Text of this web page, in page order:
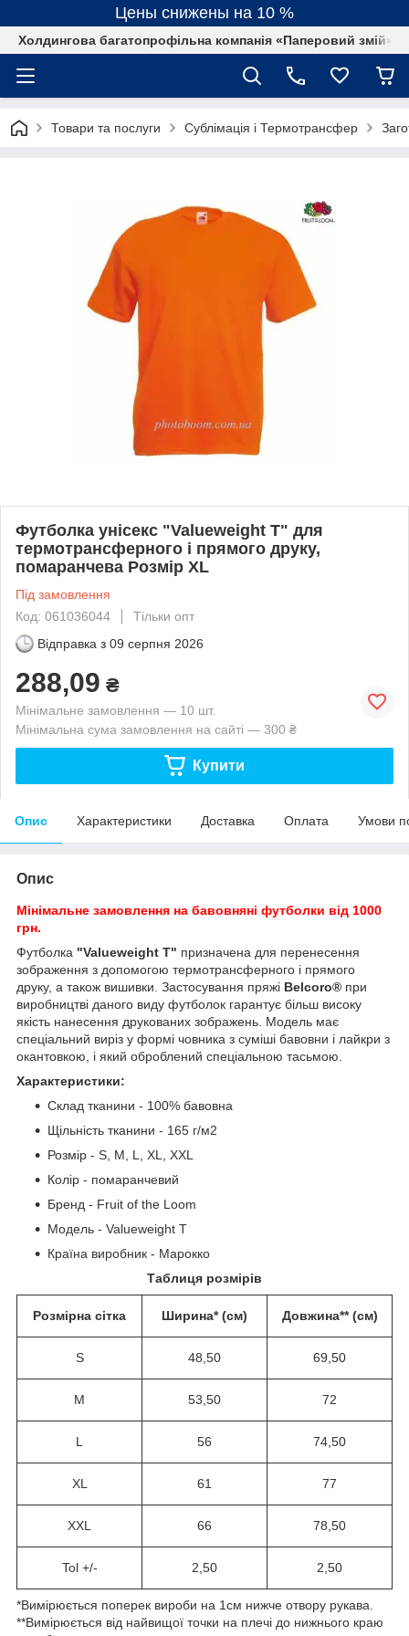
Цены снижены на 10 %
Холдингова багатопрофільна компанія «Паперовий змій»
Товари та послуги Сублімація і Термотрансфер
Футболка унісекс "Valueweight T" для
термотрансферного і прямого друку,
помаранчева Розмір XL
Під замовлення
Код: 061036044
Тільки опт
Відправка з 09 серпня 2026
288,09 ₴
Мінімальне замовлення — 10 шт.
Мінімальна сума замовлення на сайті — 300 ₴
Купити
Опис Характеристики Доставка Оплата Умови
Опис
Мінімальне замовлення на бавовняні футболки від 1000
грн.
Футболка "Valueweight T" призначена для перенесення
зображення з допомогою термотрансферного і прямого
друку, а також вишивки. Застосування пряжі Belcoro® при
виробництві даного виду футболок гарантує більш високу
якість нанесення друкованих зображень. Модель має
спеціальний виріз у формі човника з суміші бавовни і лайкри з
окантовкою, і який оброблений спеціальною тасьмою.
Характеристики:
Склад тканини - 100% бавовна
Щільність тканини - 165 г/м2
Розмір - S, M, L, XL, XXL
Колір - помаранчевий
Бренд - Fruit of the Loom
Модель - Valueweight T
Країна виробник - Марокко
Таблиця розмірів
Розмірна сітка Ширина* (см) Довжина** (см)
S 48,50 69,50
M 53,50 72
L 56 74,50
XL 61 77
XXL 66 78,50
Tol +/- 2,50 2,50
*Вимірюється поперек вироби на 1см нижче отвору рукава.
**Вимірюється від найвищої точки на плечі до нижнього краю